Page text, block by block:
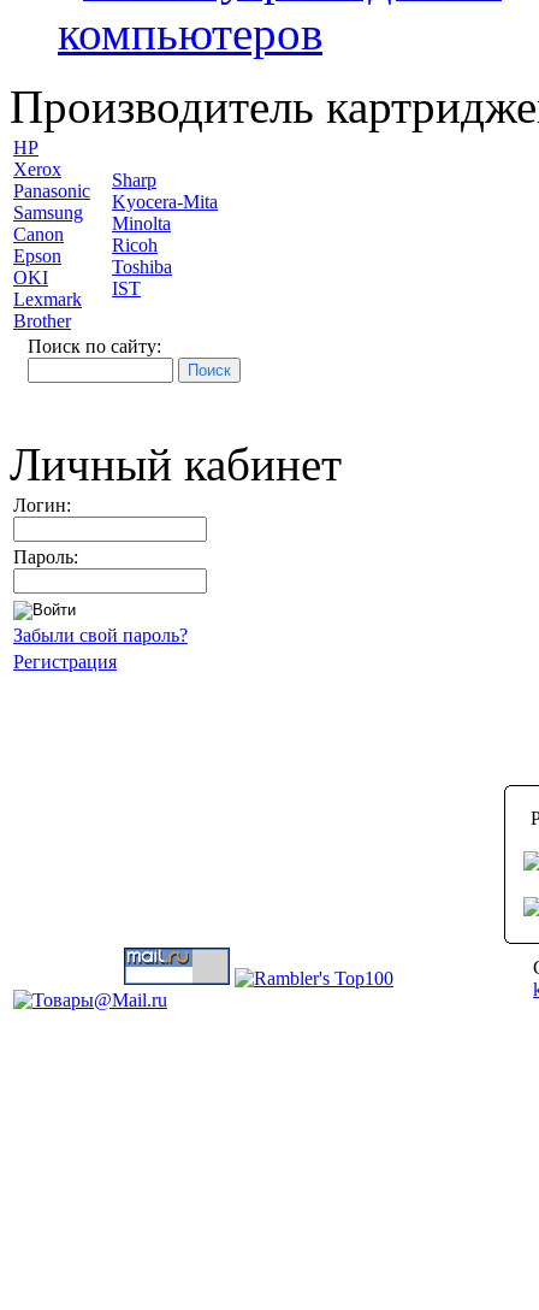
компьютеров
Производитель
HP
Xerox
Panasonic
Samsung
Canon
Epson
OKI
Lexmark
Brother
Sharp
Kyocera-Mita
Minolta
Ricoh
Toshiba
IST
Поиск по сайту:
Личный кабинет
Логин:
Пароль:
Забыли свой пароль?
Регистрация